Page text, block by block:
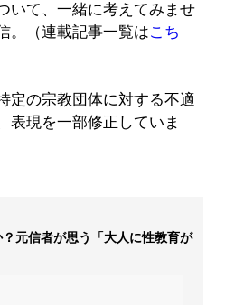
いて、一緒に考えてみませ
（連載記事一覧はこち
定の宗教団体に対する不適
表現を一部修正していま
元信者が思う「大人に性教育が